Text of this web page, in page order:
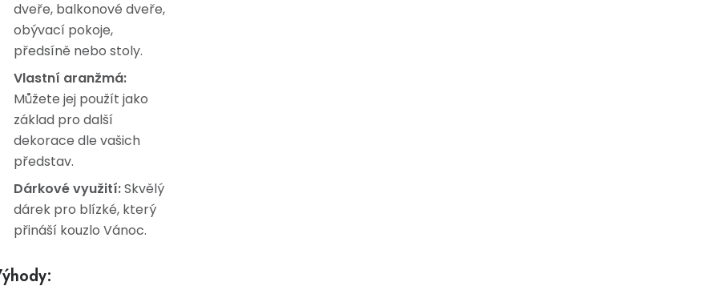
dveře, balkonové dveře,
obývací pokoje,
předsíně nebo stoly.
Vlastní aranžmá:
Můžete jej použít jako
základ pro další
dekorace dle vašich
představ.
Dárkové využití:Skvělý
dárek pro blízké, který
přináší kouzlo Vánoc.